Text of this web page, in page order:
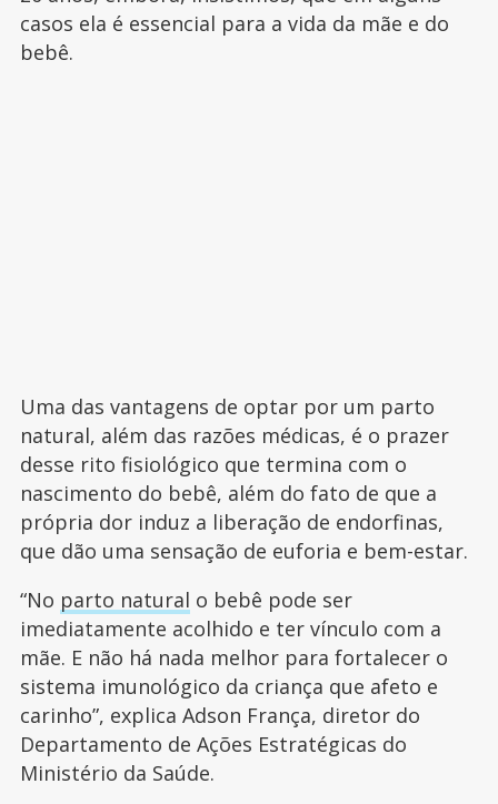
casos ela é essencial para a vida da mãe e do
bebê.
Uma das vantagens de optar por um parto
natural, além das razões médicas, é o prazer
desse rito fisiológico que termina com o
nascimento do bebê, além do fato de que a
própria dor induz a liberação de endorfinas,
que dão uma sensação de euforia e bem-estar.
“No parto natural o bebê pode ser
imediatamente acolhido e ter vínculo com a
mãe. E não há nada melhor para fortalecer o
sistema imunológico da criança que afeto e
carinho”, explica Adson França, diretor do
Departamento de Ações Estratégicas do
Ministério da Saúde.